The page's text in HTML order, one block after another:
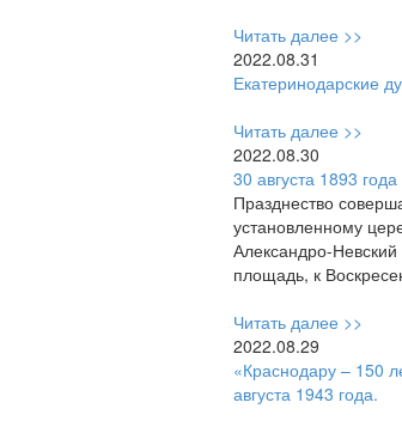
Читать далее >>
2022.08.31
Екатеринодарские
Читать далее >>
2022.08.30
30 августа 1893
Празднество
установленному
Александро-
площадь, к
Читать далее >>
2022.08.29
«Краснодару – 150
августа 1943 года.